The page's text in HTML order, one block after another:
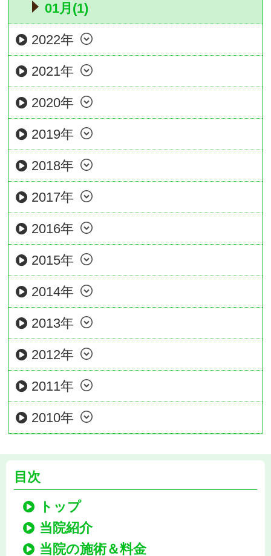
01月(1)
2022年
2021年
2020年
2019年
2018年
2017年
2016年
2015年
2014年
2013年
2012年
2011年
2010年
目次
トップ
当院紹介
当院の施術＆料金